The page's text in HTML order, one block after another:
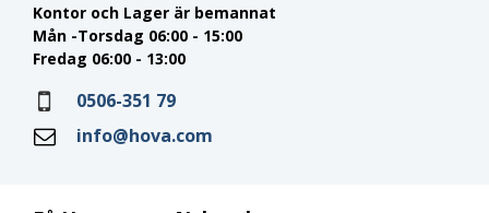
Kontor och Lager är bemannat
Mån -Torsdag 06:00 - 15:00
Fredag 06:00 - 13:00
0506-351 79
info@hova.com